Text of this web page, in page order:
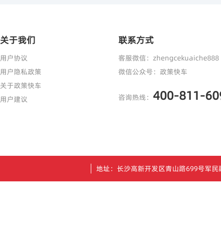
关于我们
用户协议
用户隐私政策
关于政策快车
用户建议
联系方式
客服微信：zhengcekuaiche888
微信公众号：政策快车
咨询热线： 400-811-
地址：长沙高新开发区青山路699号军